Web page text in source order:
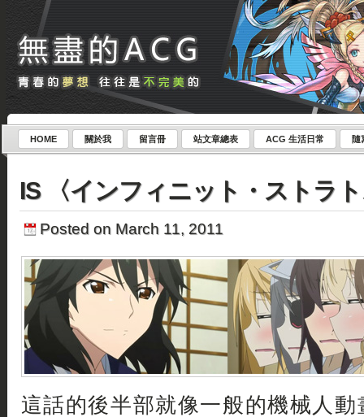
HOME 關於我 留言冊 站文章總表 ACG 生活日常 隨
IS 〈インフィニット・ストラ
Posted on March 11, 2011
這話的後半部就像一般的機械人